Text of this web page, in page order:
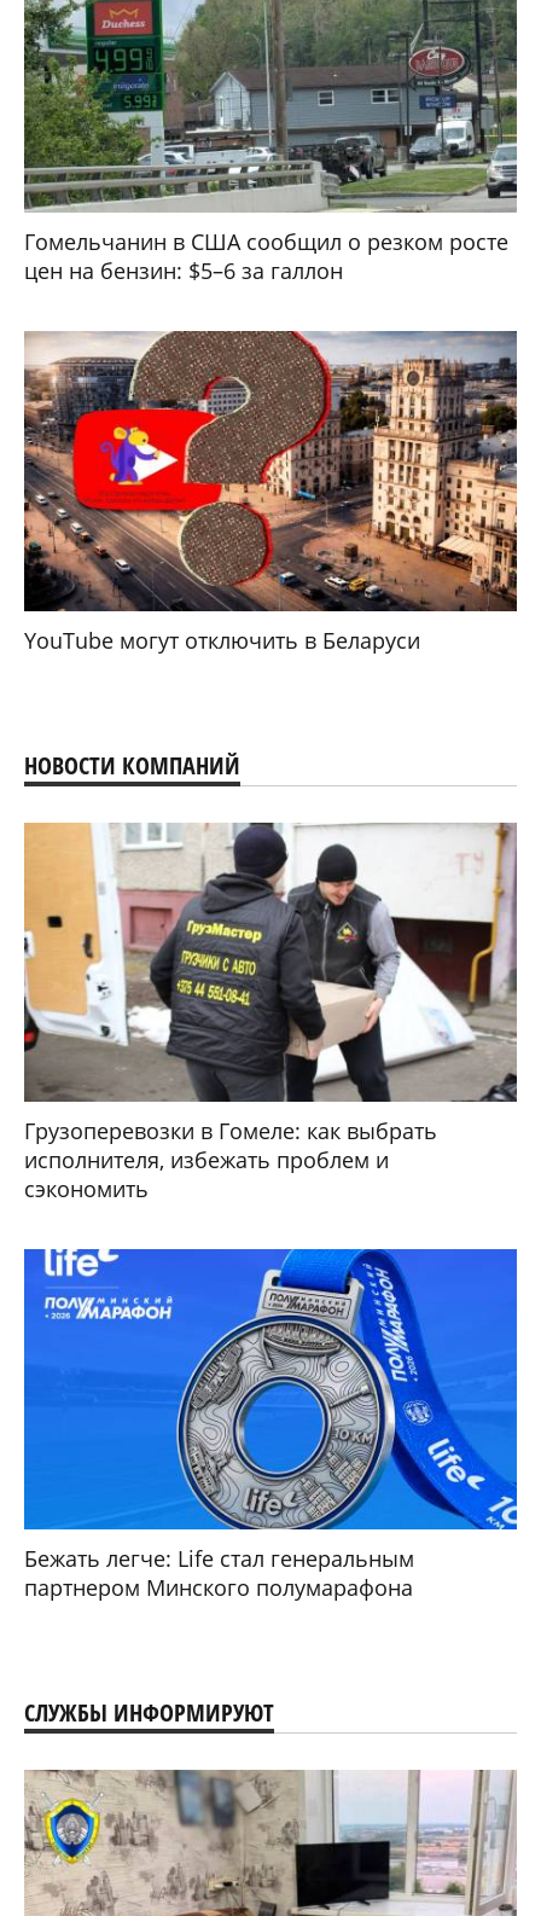
Гомельчанин в США сообщил о резком росте
цен на бензин: $5–6 за галлон
YouTube могут отключить в Беларуси
НОВОСТИ КОМПАНИЙ
Грузоперевозки в Гомеле: как выбрать
исполнителя, избежать проблем и
сэкономить
Бежать легче: Life стал генеральным
партнером Минского полумарафона
СЛУЖБЫ ИНФОРМИРУЮТ